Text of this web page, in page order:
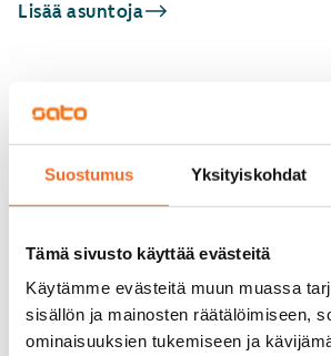
Suostumus Yksityiskohdat
Tämä sivusto käyttää evästeitä
Käytämme evästeitä muun muassa
sisällön ja mainosten räätälöimiseen,
ominaisuuksien tukemiseen ja
Lisää asuntoja
Sinua saattaisi
Puutarhakatu 43
Vapautumassa 1.9.